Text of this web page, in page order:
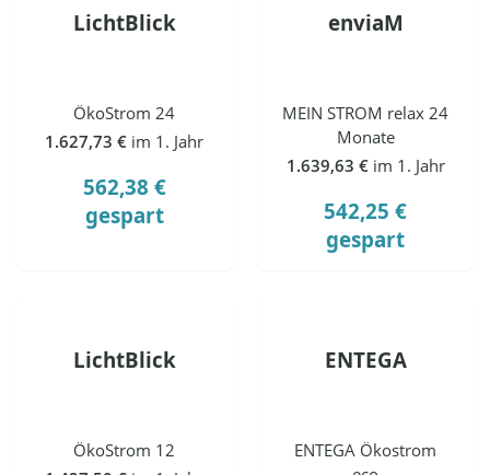
LichtBlick
ÖkoStrom 24
1.627,73 € im 1. Jahr
562,38 €
gespart
enviaM
MEIN STROM relax 24
Monate
1.639,63 € im 1. Jahr
542,25 €
gespart
LichtBlick
ÖkoStrom 12
ENTEGA
ENTEGA Ökostrom